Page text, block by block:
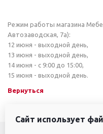
Режим работы магазина
Автозаводская, 7а):
12 июня - выходной день,
13 июня - выходной день,
14 июня - с 9:00 до 15:00,
15 июня - выходной день.
Вернуться
Сайт использует